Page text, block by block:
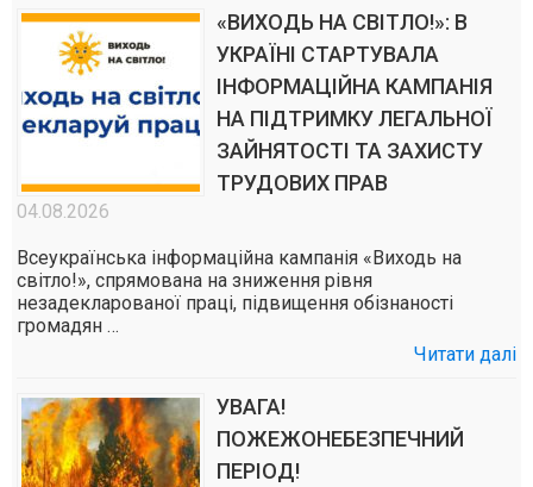
«ВИХОДЬ НА СВІТЛО!»: В
УКРАЇНІ СТАРТУВАЛА
ІНФОРМАЦІЙНА КАМПАНІЯ
НА ПІДТРИМКУ ЛЕГАЛЬНОЇ
ЗАЙНЯТОСТІ ТА ЗАХИСТУ
ТРУДОВИХ ПРАВ
04.08.2026
Всеукраїнська інформаційна кампанія «Виходь на
світло!», спрямована на зниження рівня
незадекларованої праці, підвищення обізнаності
громадян …
Читати далі
УВАГА!
ПОЖЕЖОНЕБЕЗПЕЧНИЙ
ПЕРІОД!